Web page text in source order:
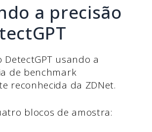
a precisão
DetectGPT usando a
de benchmark
reconhecida da ZDNet.
blocos de amostra: